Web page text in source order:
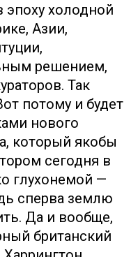
эпоху холодной
Азии,
решением,
Так
потому и будет
нового
который якобы
сегодня в
глухонемой —
сперва землю
Да и вообще,
британский